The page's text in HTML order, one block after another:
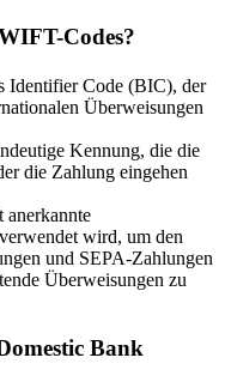
Codes?
Identifier Code (BIC), der
Überweisungen
Kennung, die die
die Zahlung eingehen
wird, um den
und SEPA-Zahlungen
Überweisungen zu
Bank